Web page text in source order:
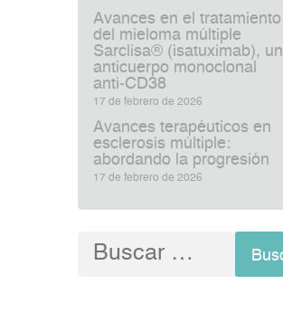
Avances en el tratamiento
del mieloma múltiple
Sarclisa® (isatuximab), un
anticuerpo monoclonal
anti‑CD38
17 de febrero de 2026
Avances terapéuticos en
esclerosis múltiple:
abordando la progresión
17 de febrero de 2026
Buscar: